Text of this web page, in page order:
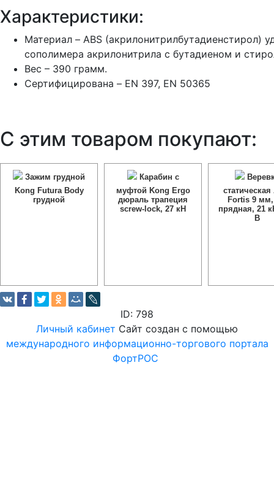
Характеристики:
Материал – ABS (акрилонитрилбутадиенстирол)
сополимера акрилонитрила с бутадиеном и
Вес – 390 грамм.
Сертифицирована – EN 397, EN 50365
С этим товаром покупают:
Зажим грудной
Kong Futura Body
грудной
Карабин с
муфтой Kong Ergo
дюраль трапеция
screw-lock, 27 кН
Fortis 9 мм,
прядная, 21
B
ID: 798
Личный кабинет Сайт создан с помощью
международного информационно-торгового портала
ФортРОС